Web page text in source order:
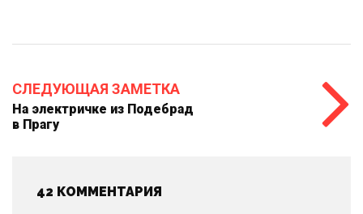
СЛЕДУЮЩАЯ ЗАМЕТКА
На электричке из Подебрад
в Прагу
42 КОММЕНТАРИЯ